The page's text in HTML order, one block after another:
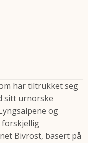
har tiltrukket seg
sitt urnorske
og
forskjellig
Bivrost, basert på